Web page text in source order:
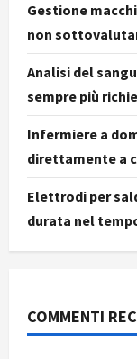
Gestione
non
Analisi del
sempre più
Infermiere a
direttamente a
Elettrodi per
durata nel
COMMENTI